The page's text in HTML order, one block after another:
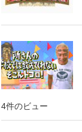
4件のビュー